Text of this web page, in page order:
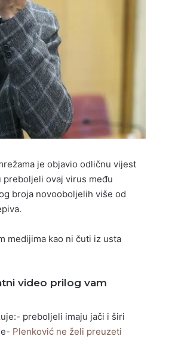
je objavio odličnu vijest
ovaj virus među
broja novooboljelih više od
medijima kao ni čuti iz usta
video prilog vam
preboljeli imaju jači i širi
Plenković ne želi preuzeti